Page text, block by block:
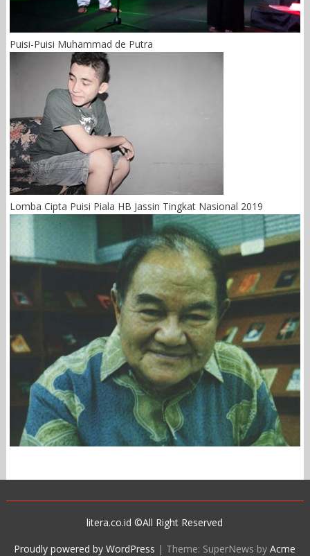
Puisi-Puisi Muhammad de Putra
Lomba Cipta Puisi Piala HB Jassin Tingkat Nasional 2019
litera.co.id ©All Right Reserved
Proudly powered by WordPress | Theme: SuperNews byAcme